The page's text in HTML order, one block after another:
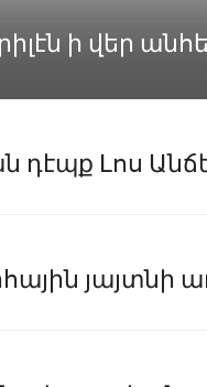
ի վեր
դէպք Լոս
յայտնի